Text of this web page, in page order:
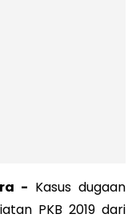
- Kasus dugaan
PKB 2019 dari